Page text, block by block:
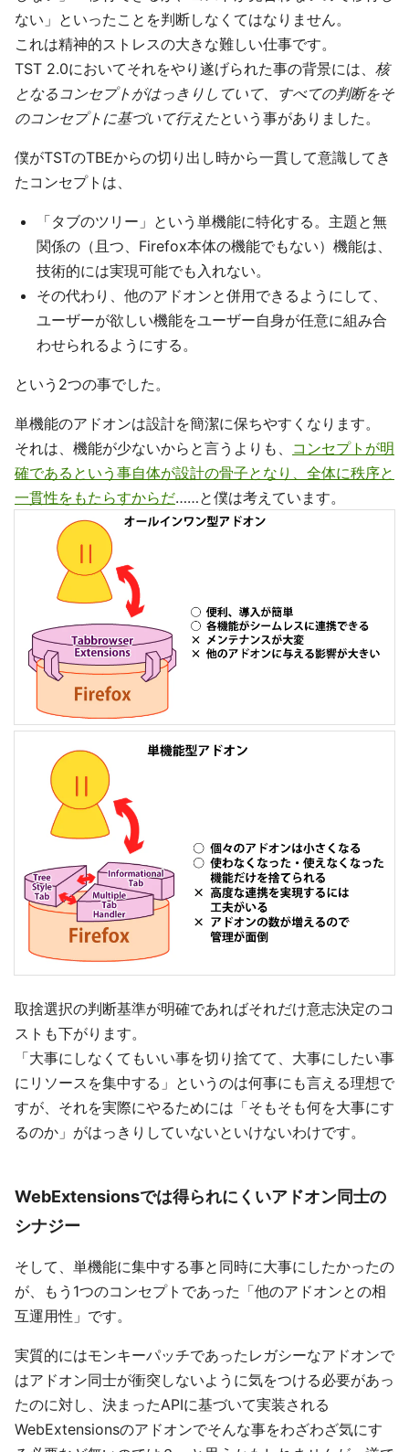
ない」といったことを判断しなくてはなりません。
これは精神的ストレスの大きな難しい仕事です。
TST 2.0においてそれをやり遂げられた事の背景には、 核
となるコンセプトがはっきりしていて、すべての判断をそ
のコンセプトに基づいて行えたという事がありました。
僕がTSTのTBEからの切り出し時から一貫して意識してき
たコンセプトは、
「タブのツリー」という単機能に特化する。主題と無
関係の（且つ、Firefox本体の機能でもない）機能は、
技術的には実現可能でも入れない。
その代わり、他のアドオンと併用できるようにして、
ユーザーが欲しい機能をユーザー自身が任意に組み合
わせられるようにする。
という2つの事でした。
単機能のアドオンは設計を簡潔に保ちやすくなります。
それは、機能が少ないからと言うよりも、 コンセプトが明
確であるという事自体が設計の骨子となり、全体に秩序と
一貫性をもたらすからだ……と僕は考えています。
取捨選択の判断基準が明確であればそれだけ意志決定のコ
ストも下がります。
「大事にしなくてもいい事を切り捨てて、大事にしたい事
にリソースを集中する」というのは何事にも言える理想で
すが、それを実際にやるためには「そもそも何を大事にす
るのか」がはっきりしていないといけないわけです。
WebExtensionsでは得られにくいアドオン同士の
シナジー
そして、単機能に集中する事と同時に大事にしたかったの
が、もう1つのコンセプトであった「他のアドオンとの相
互運用性」です。
実質的にはモンキーパッチであったレガシーなアドオンで
はアドオン同士が衝突しないように気をつける必要があっ
たのに対し、決まったAPIに基づいて実装される
WebExtensionsのアドオンでそんな事をわざわざ気にす